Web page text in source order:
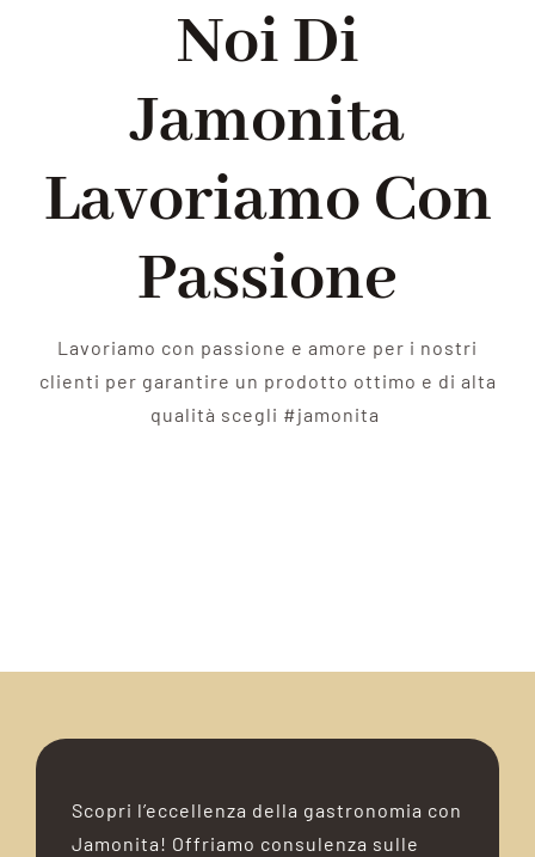
Noi Di
Jamonita
Lavoriamo Con
Passione
Lavoriamo con passione e amore per i nostri
clienti per garantire un prodotto ottimo e di alta
qualità scegli #jamonita
Scopri l’eccellenza della gastronomia con
Jamonita! Offriamo consulenza sulle